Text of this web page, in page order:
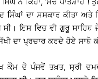
ਸਿੰਘਾਂ ਦਾ ਸਸਕਾਰ ਕੀਤਾ
ਸੀ। ਇਸ ਵਿਚ ਵੀ ਗੁਰੂ
ਦਾ ਪ੍ਰਚਾਰ ਕਰਦੇ ਹੋਏ ਸਾਬੋ
ਕੌਮ ਦੇ ਪੰਜਵੇਂ ਤਖ਼ਤ, ਸ੍ਰੀ